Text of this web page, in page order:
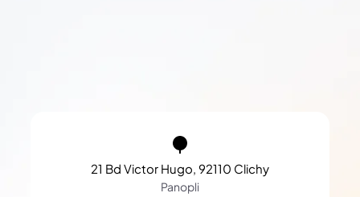
21 Bd Victor Hugo, 92110 Clichy
Panopli